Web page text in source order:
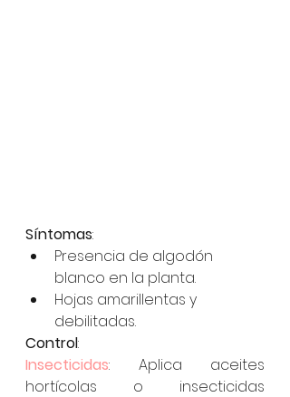
Síntomas:
Presencia de algodón
blanco en la planta.
Hojas amarillentas y
debilitadas.
Control:
Insecticidas: Aplica aceites
hortícolas o insecticidas